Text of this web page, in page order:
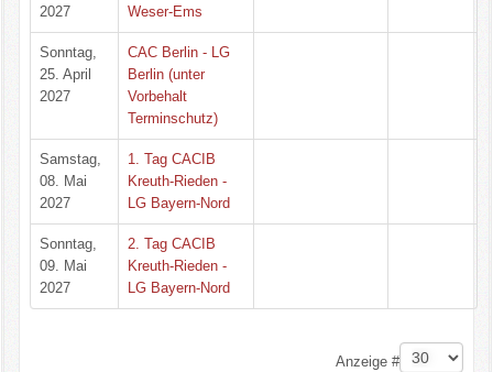
2027 Weser-Ems
Sonntag,
25. April
2027
CAC Berlin - LG
Berlin (unter
Vorbehalt
Terminschutz)
Samstag,
08. Mai
2027
1. Tag CACIB
Kreuth-Rieden -
LG Bayern-Nord
Sonntag,
09. Mai
2027
2. Tag CACIB
Kreuth-Rieden -
LG Bayern-Nord
Anzeige #